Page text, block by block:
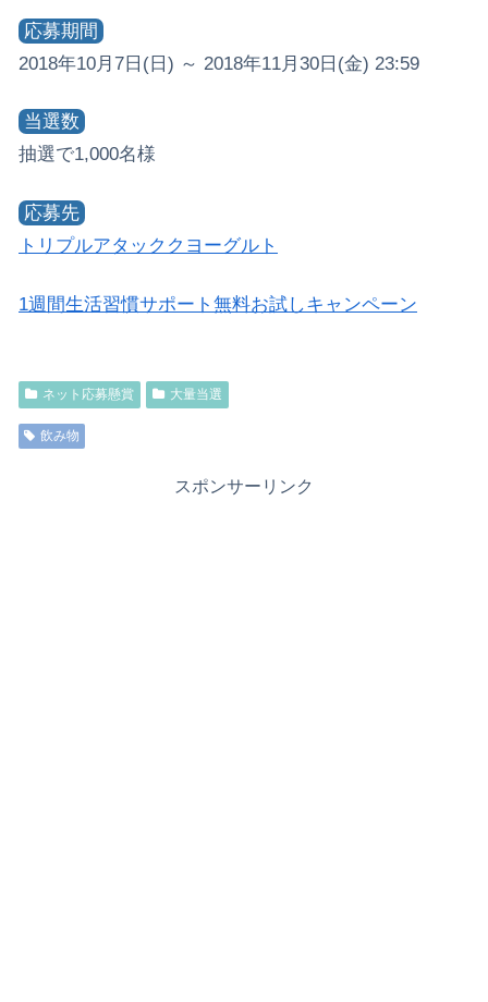
応募期間
2018年10月7日(日) ～ 2018年11月30日(金) 23:59
当選数
抽選で1,000名様
応募先
トリプルアタッククヨーグルト
1週間生活習慣サポート無料お試しキャンペーン
ネット応募懸賞 大量当選
飲み物
スポンサーリンク